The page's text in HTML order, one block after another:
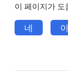
이 페이지가 도
네